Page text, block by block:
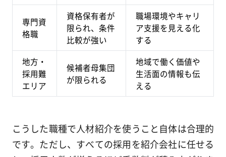
専門資
格職
資格保有者が
限られ、条件
比較が強い
職場環境やキャリ
ア支援を見える化
する
地方・
採用難
エリア
候補者母集団
が限られる
地域で働く価値や
生活面の情報も伝
える
こうした職種で人材紹介を使うこと自体は合理的
です。ただし、すべての採用を紹介会社に任せる